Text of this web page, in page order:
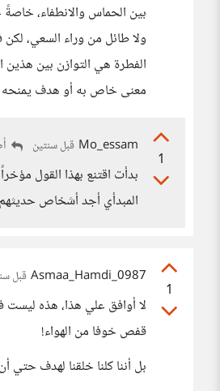
بين الحماس والانطفاء،
ولا طائل من وراء السعي،
الفطرة هي التوازن بين هذين
معنى خاص به أو هدف يمنحه
1
Mo_essam قبل سنتين
بدأت اقتنع بهذا القول
المبدأي أجد أشخاص حديثهم
1
Asmaa_Hamdi_0987 قبل
لا أوافق علي هذا، هذه ليست
قفص خوفا من الهواء!
بل أننا كلنا خلقنا لهدف حتي